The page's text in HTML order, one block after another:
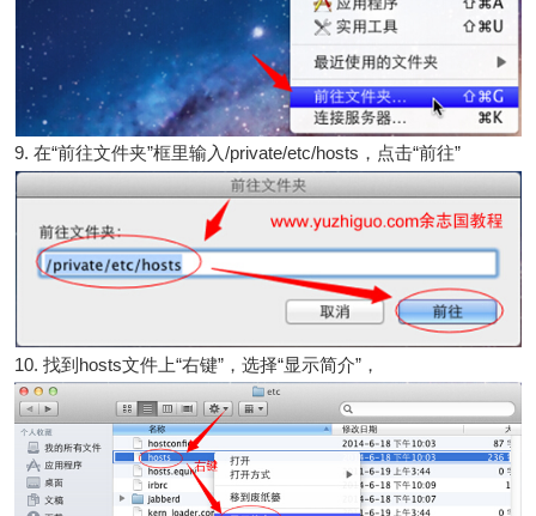
9. 在“前往文件夹”框里输入/private/etc/hosts，点击“前往”
10. 找到hosts文件上“右键”，选择“显示简介”，